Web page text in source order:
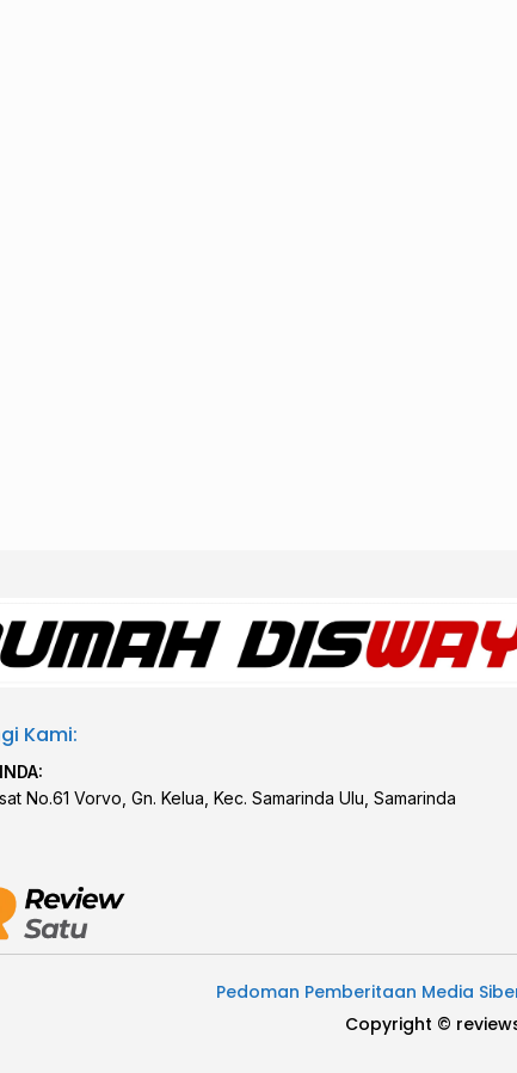
Kami:
No.61 Vorvo, Gn. Kelua, Kec. Samarinda Ulu, Samarinda
Pedoman Pemberitaan Media
Copyright ©